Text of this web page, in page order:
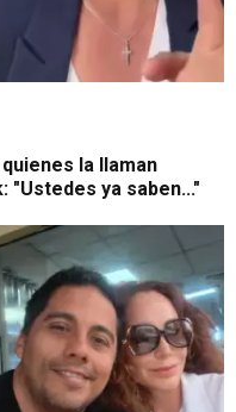
la llaman
"Ustedes ya saben..."